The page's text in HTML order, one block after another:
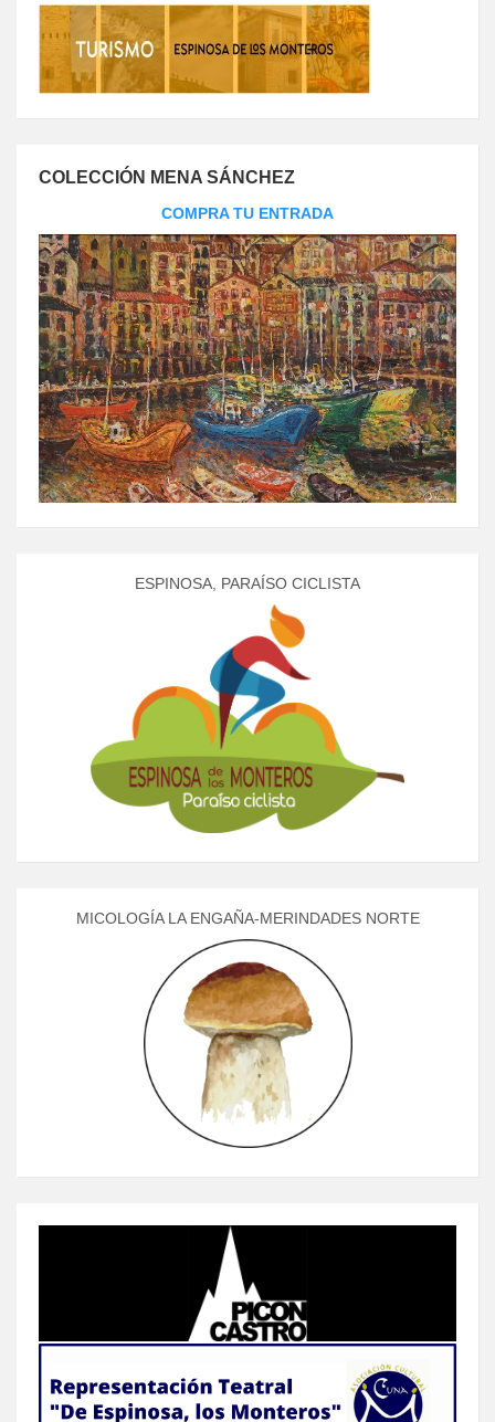
COLECCIÓN MENA SÁNCHEZ
COMPRA TU ENTRADA
ESPINOSA, PARAÍSO CICLISTA
MICOLOGÍA LA ENGAÑA-MERINDADES NORTE